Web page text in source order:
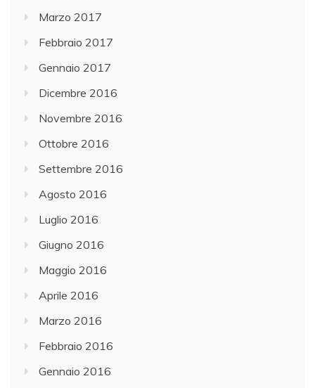
Marzo 2017
Febbraio 2017
Gennaio 2017
Dicembre 2016
Novembre 2016
Ottobre 2016
Settembre 2016
Agosto 2016
Luglio 2016
Giugno 2016
Maggio 2016
Aprile 2016
Marzo 2016
Febbraio 2016
Gennaio 2016